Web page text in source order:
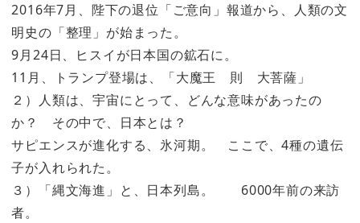
2016年7月、陛下の退位「ご意向」報道から、人類の文
明史の「整理」が始まった。
9月24日、ヒスイが日本国の鉱石に。
11月、トランプ登場は、「大魔王 則 大菩薩」
２）人類は、宇宙にとって、どんな意味があったの
か？ その中で、日本とは？
サピエンスが進化する、氷河期。 ここで、4種の遺伝
子が入れられた。
３）「縄文海進」と、日本列島。 6000年前の来訪
者。